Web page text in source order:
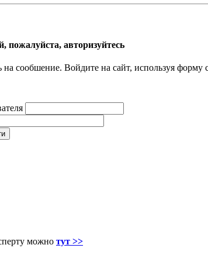
пожалуйста, авторизуйтесь
на сообшение. Войдите на сайт, используя
можно тут >>